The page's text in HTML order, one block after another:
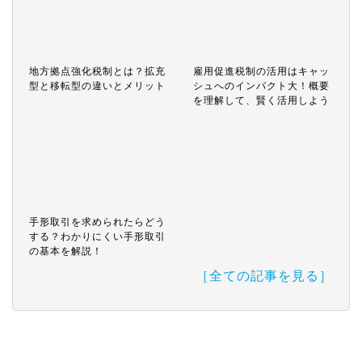
地方拠点強化税制とは？拡充
型と移転型の違いとメリット
雇用促進税制の活用はキャッ
シュへのインパクト大！概要
を理解して、賢く活用しよう
手形取引を求められたらどう
する？わかりにくい手形取引
の基本を解説！
［全ての記事を見る］